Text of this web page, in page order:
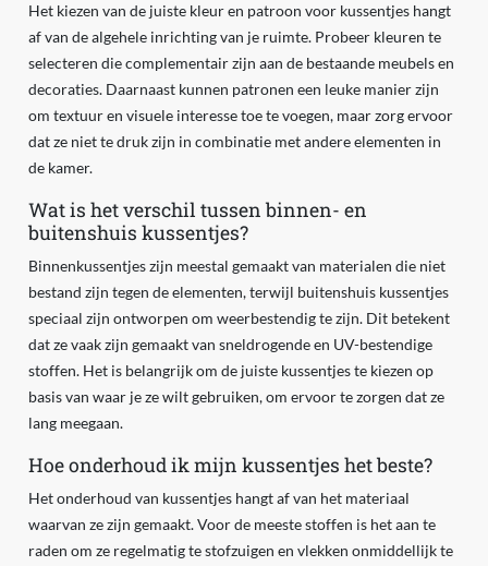
Het kiezen van de juiste kleur en patroon voor kussentjes hangt
af van de algehele inrichting van je ruimte. Probeer kleuren te
selecteren die complementair zijn aan de bestaande meubels en
decoraties. Daarnaast kunnen patronen een leuke manier zijn
om textuur en visuele interesse toe te voegen, maar zorg ervoor
dat ze niet te druk zijn in combinatie met andere elementen in
de kamer.
Wat is het verschil tussen binnen- en
buitenshuis kussentjes?
Binnenkussentjes zijn meestal gemaakt van materialen die niet
bestand zijn tegen de elementen, terwijl buitenshuis kussentjes
speciaal zijn ontworpen om weerbestendig te zijn. Dit betekent
dat ze vaak zijn gemaakt van sneldrogende en UV-bestendige
stoffen. Het is belangrijk om de juiste kussentjes te kiezen op
basis van waar je ze wilt gebruiken, om ervoor te zorgen dat ze
lang meegaan.
Hoe onderhoud ik mijn kussentjes het beste?
Het onderhoud van kussentjes hangt af van het materiaal
waarvan ze zijn gemaakt. Voor de meeste stoffen is het aan te
raden om ze regelmatig te stofzuigen en vlekken onmiddellijk te